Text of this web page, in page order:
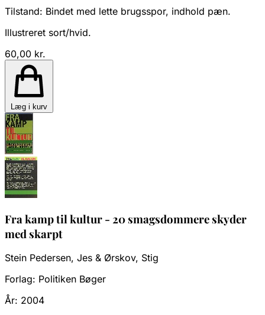
Tilstand: Bindet med lette brugsspor, indhold pæn.
Illustreret sort/hvid.
60,00 kr.
Læg i kurv
Fra kamp til kultur - 20 smagsdommere skyder
med skarpt
Stein Pedersen, Jes & Ørskov, Stig
Forlag: Politiken Bøger
År: 2004